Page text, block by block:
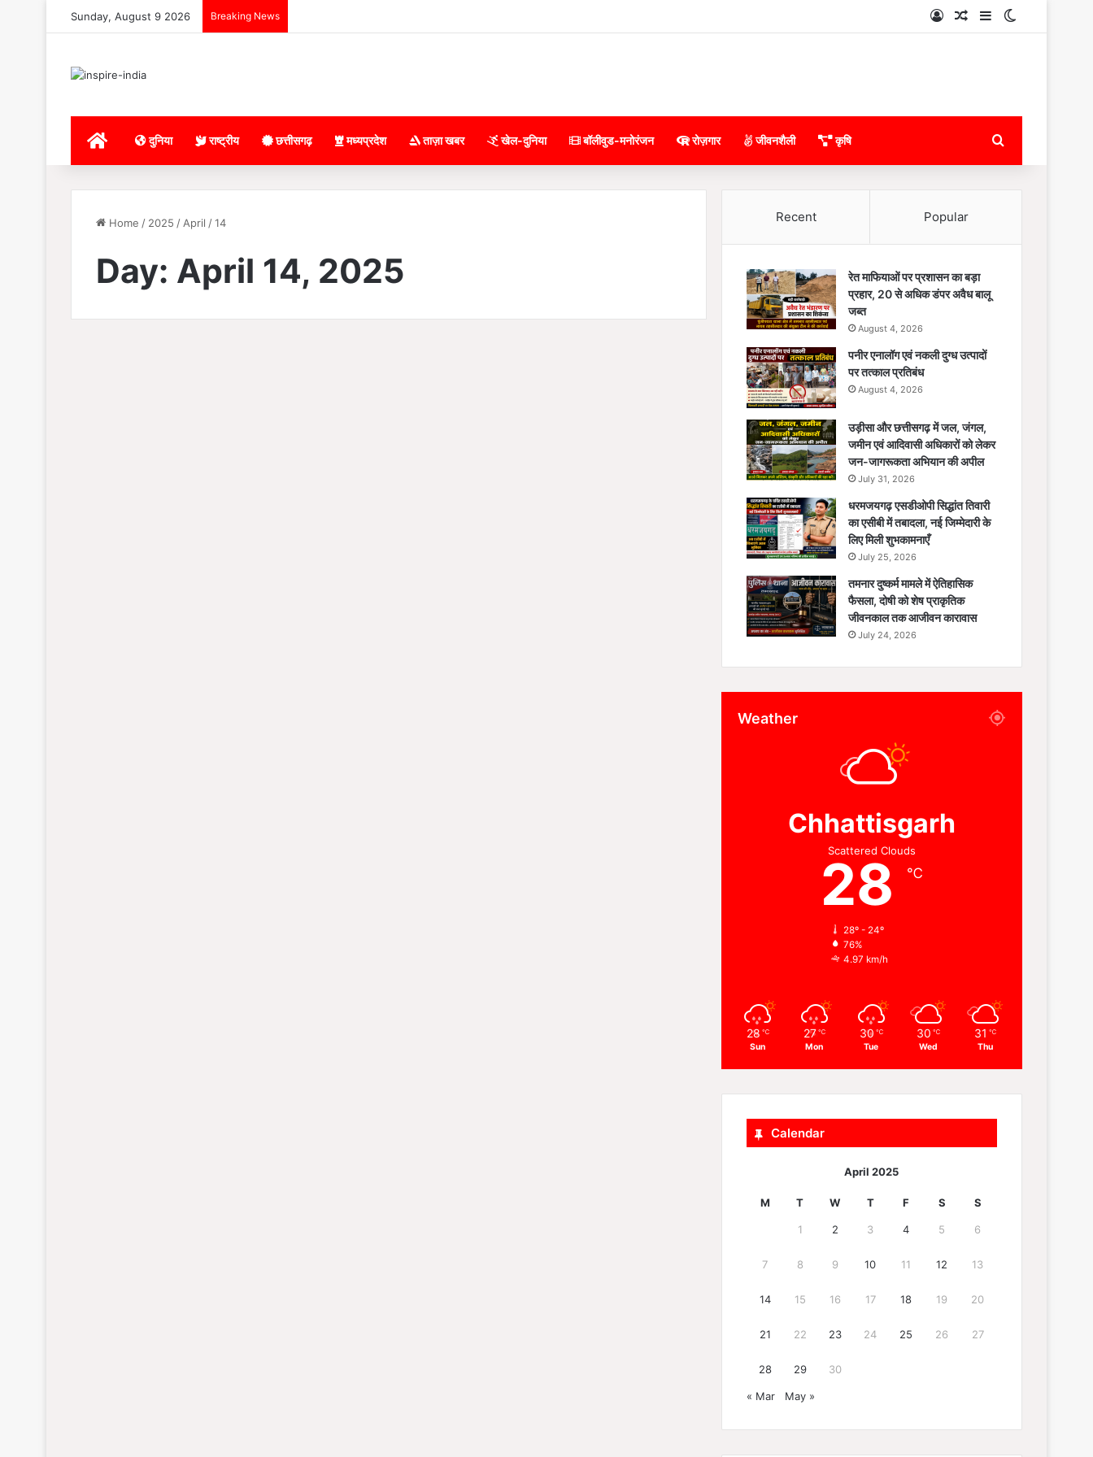
Sunday, August 9 2026 Breaking News Log InRandom Article
Sidebar
Home दुनिया राष्ट्रीय छत्तीसगढ़ मध्यप्रदेश ताज़ा खबर खेल-दुनिया बॉलीवुड-मनोरंजन रोज़गार जीवनशैली कृषि
Home / 2025 / April /14
Day: April 14, 2025
Recent Popular
रेत माफियाओं पर प्रशासन का बड़ा
प्रहार, 20 से अधिक डंपर अवैध बालू
जब्त
August 4, 2026
पनीर एनालॉग एवं नकली दुग्ध उत्पादों
पर तत्काल प्रतिबंध
August 4, 2026
उड़ीसा और छत्तीसगढ़ में जल, जंगल,
जमीन एवं आदिवासी अधिकारों को लेकर
जन-जागरूकता अभियान की अपील
July 31, 2026
धरमजयगढ़ एसडीओपी सिद्धांत तिवारी
का एसीबी में तबादला, नई जिम्मेदारी के
लिए मिली शुभकामनाएँ
July 25, 2026
तमनार दुष्कर्म मामले में ऐतिहासिक
फैसला, दोषी को शेष प्राकृतिक
जीवनकाल तक आजीवन कारावास
July 24, 2026
Weather
Chhattisgarh
Scattered Clouds
28 ℃
28º - 24º
76%
4.97 km/h
28 ℃
Sun
27 ℃
Mon
30 ℃
Tue
30 ℃
Wed
31 ℃
Thu
Calendar
April 2025
M T W T F S S
1 2 3 4 5 6
7 8 9 10 11 12 13
14 15 16 17 18 19 20
21 22 23 24 25 26 27
28 29 30
« Mar May »